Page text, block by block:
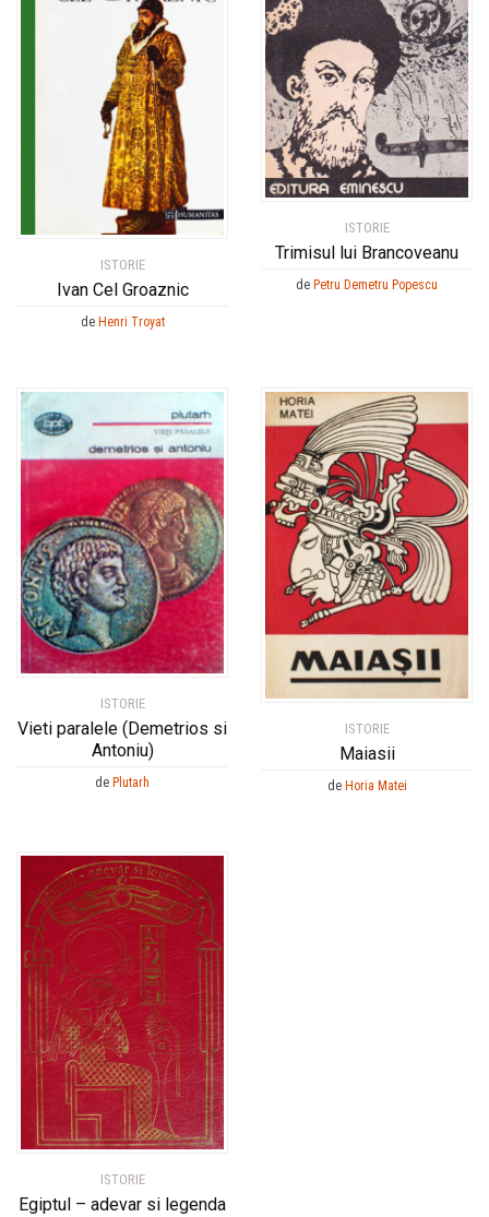
ISTORIE
Ivan Cel Groaznic
de Henri Troyat
ISTORIE
Trimisul lui Brancoveanu
de Petru Demetru Popescu
ISTORIE
Vieti paralele (Demetrios si
Antoniu)
de Plutarh
ISTORIE
Maiasii
de Horia Matei
ISTORIE
Egiptul – adevar si legenda